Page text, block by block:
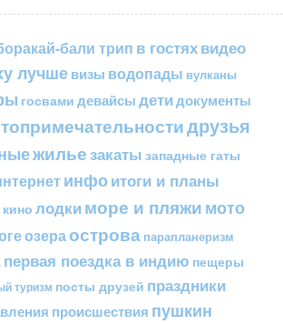
бали трип в гостяхвидео
лучшевизы водопады вулканы
госвами девайсы детидокументы
друзья
жильезакаты западные гаты
инфоитоги и планы
кино лодкиморе и пляжимото
озераострова парапланеризм
первая поездка в индию пещеры
туризм посты друзей праздники
происшествия пушкин